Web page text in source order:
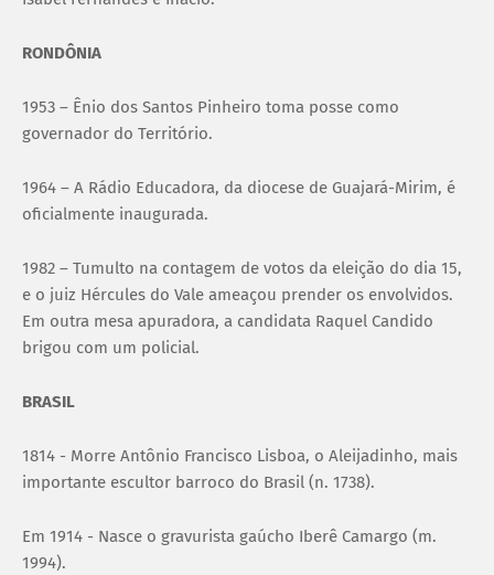
RONDÔNIA
1953 – Ênio dos Santos Pinheiro toma posse como
governador do Território.
1964 – A Rádio Educadora, da diocese de Guajará-Mirim, é
oficialmente inaugurada.
1982 – Tumulto na contagem de votos da eleição do dia 15,
e o juiz Hércules do Vale ameaçou prender os envolvidos.
Em outra mesa apuradora, a candidata Raquel Candido
brigou com um policial.
BRASIL
1814 - Morre Antônio Francisco Lisboa, o Aleijadinho, mais
importante escultor barroco do Brasil (n. 1738).
Em 1914 - Nasce o gravurista gaúcho Iberê Camargo (m.
1994).